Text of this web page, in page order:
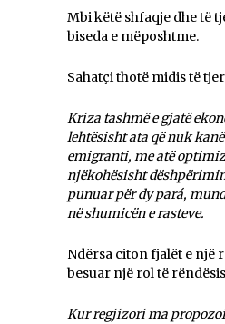
Mbi këtë shfaqje dhe të
biseda e mëposhtme.
Sahatçi thotë midis të
Kriza tashmë e gjatë
lehtësisht ata që nuk
emigranti, me atë
njëkohësisht
punuar për dy pará,
në shumicën e rasteve.
Ndërsa citon fjalët e një
besuar një rol të
Kur regjizori ma